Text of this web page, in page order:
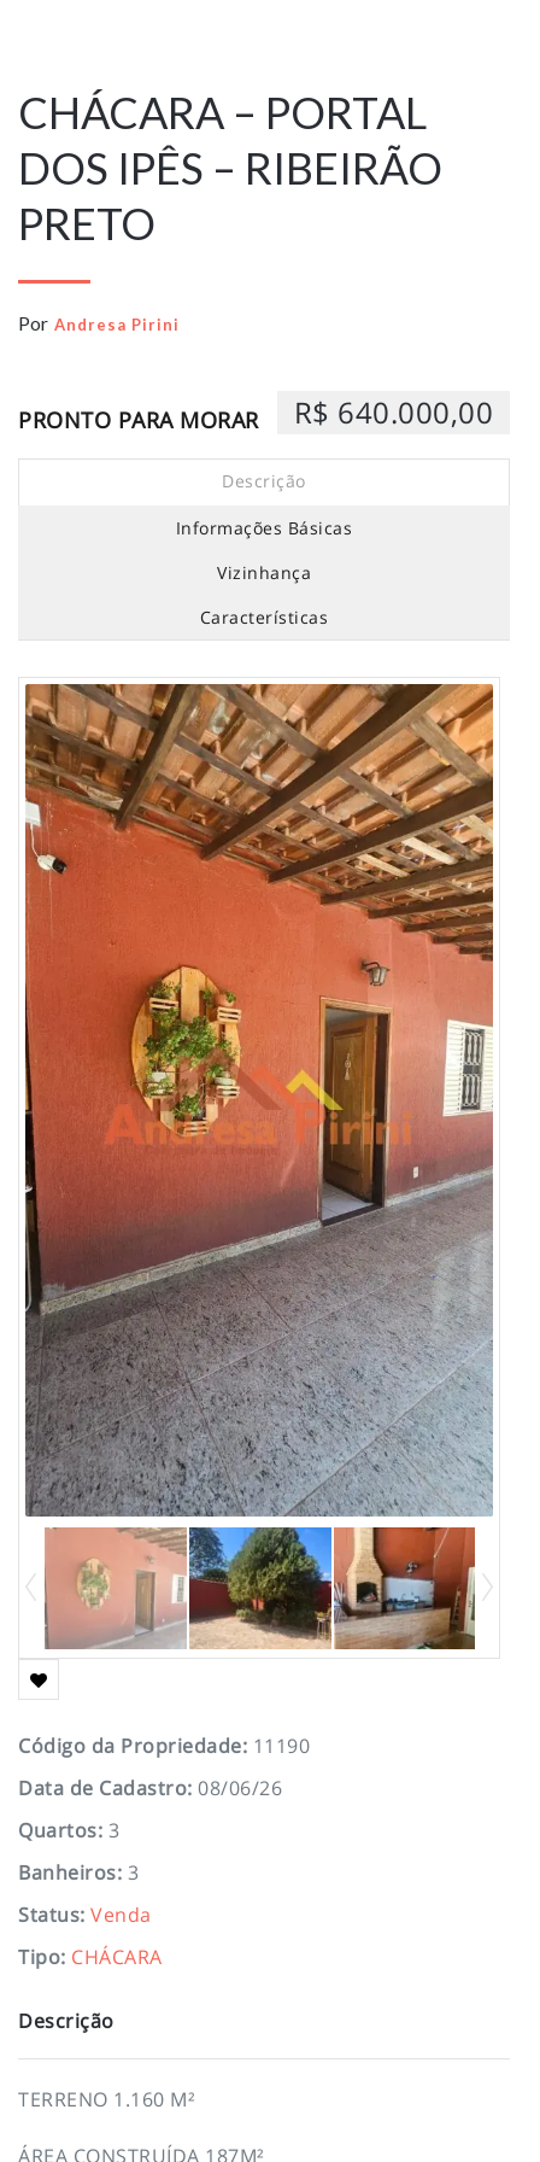
CHÁCARA – PORTAL
DOS IPÊS – RIBEIRÃO
PRETO
Por Andresa Pirini
PRONTO PARA MORAR R$ 640.000,00
Descrição
Informações Básicas
Vizinhança
Características
Código da Propriedade: 11190
Data de Cadastro: 08/06/26
Quartos: 3
Banheiros: 3
Status: Venda
Tipo: CHÁCARA
Descrição
TERRENO 1.160 M²
ÁREA CONSTRUÍDA 187M²